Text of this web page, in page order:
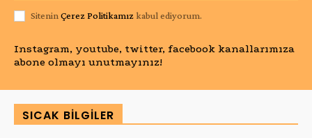
Sitenin Çerez Politikamızkabul ediyorum.
Instagram, youtube, twitter, facebook kanallarımıza
abone olmayı unutmayınız!
SICAK BILGILER